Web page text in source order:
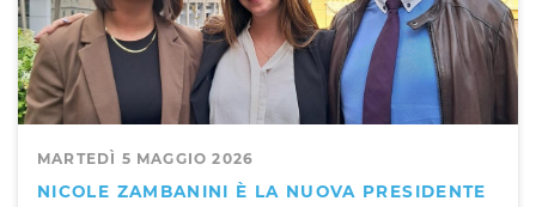
MARTEDÌ 5 MAGGIO 2026
NICOLE ZAMBANINI È LA NUOVA PRESIDENTE